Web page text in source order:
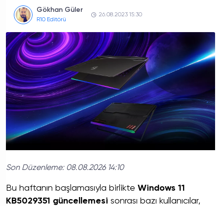
Gökhan Güler
R10 Editörü
26.08.2023 15:30
Son Düzenleme: 08.08.2026 14:10
Bu haftanın başlamasıyla birlikte Windows 11
KB5029351 güncellemesi sonrası bazı kullanıcılar,